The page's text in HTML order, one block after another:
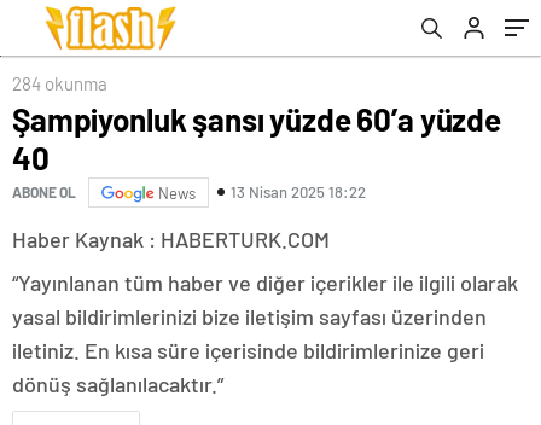
284 okunma
Şampiyonluk şansı yüzde 60’a yüzde
40
ABONE OL News 13 Nisan 2025 18:22
Haber Kaynak : HABERTURK.COM
“Yayınlanan tüm haber ve diğer içerikler ile ilgili olarak
yasal bildirimlerinizi bize iletişim sayfası üzerinden
iletiniz. En kısa süre içerisinde bildirimlerinize geri
dönüş sağlanılacaktır.”